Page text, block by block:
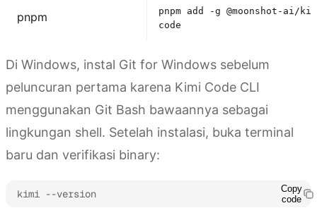
pnpm
pnpm add -g @moonshot-ai/
code
Di Windows, instal Git for Windows sebelum
peluncuran pertama karena Kimi Code CLI
menggunakan Git Bash bawaannya sebagai
lingkungan shell. Setelah instalasi, buka terminal
baru dan verifikasi binary:
kimi --version
Copy
code